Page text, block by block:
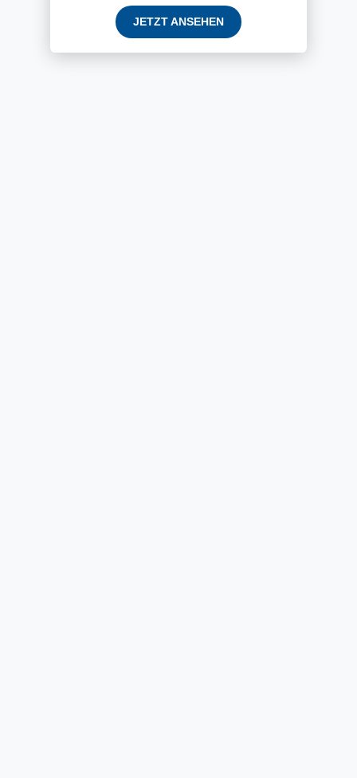
JETZT ANSEHEN